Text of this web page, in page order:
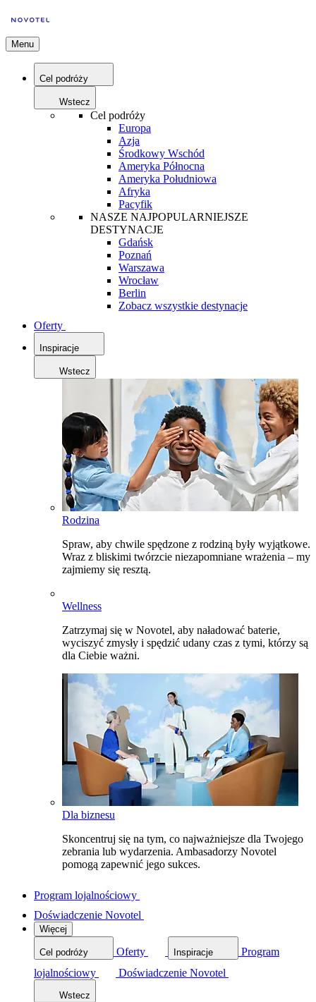
Menu
Cel podróży
Wstecz
Cel podróży
Europa
Azja
Środkowy Wschód
Ameryka Północna
Ameryka Południowa
Afryka
Pacyfik
NASZE NAJPOPULARNIEJSZE
DESTYNACJE
Gdańsk
Poznań
Warszawa
Wrocław
Berlin
Zobacz wszystkie destynacje
Oferty
Inspiracje
Wstecz
Rodzina
Spraw, aby chwile spędzone z rodziną były wyjątkowe.
Wraz z bliskimi twórzcie niezapomniane wrażenia – my
zajmiemy się resztą.
Wellness
Zatrzymaj się w Novotel, aby naładować baterie,
wyciszyć zmysły i spędzić udany czas z tymi, którzy są
dla Ciebie ważni.
Dla biznesu
Skoncentruj się na tym, co najważniejsze dla Twojego
zebrania lub wydarzenia. Ambasadorzy Novotel
pomogą zapewnić jego sukces.
Program lojalnościowy
Doświadczenie Novotel
Więcej
Cel podróży Oferty Inspiracje
Program
lojalnościowy
Doświadczenie Novotel
Wstecz